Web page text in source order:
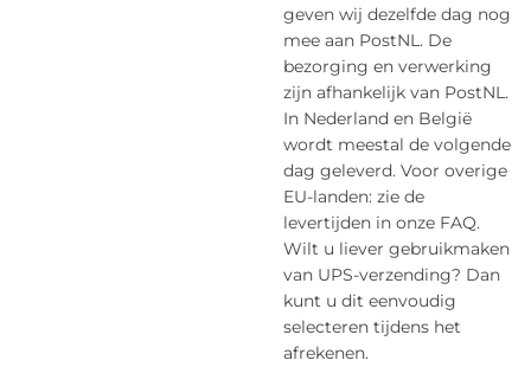
geven wij dezelfde dag nog
mee aan PostNL. De
bezorging en verwerking
zijn afhankelijk van PostNL.
In Nederland en België
wordt meestal de volgende
dag geleverd. Voor overige
EU-landen: zie de
levertijden in onze FAQ.
Wilt u liever gebruikmaken
van UPS-verzending? Dan
kunt u dit eenvoudig
selecteren tijdens het
afrekenen.